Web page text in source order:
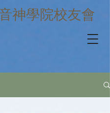
神學院校友會